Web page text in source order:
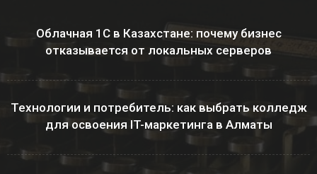
Облачная 1С в Казахстане: почему бизнес
отказывается от локальных серверов
Технологии и потребитель: как выбрать колледж
для освоения IT-маркетинга в Алматы